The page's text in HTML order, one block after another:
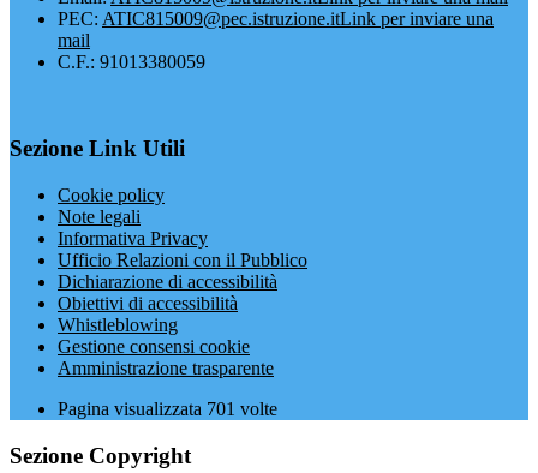
PEC: ATIC815009@pec.istruzione.itLink per inviare una
mail
C.F.: 91013380059
Sezione Link Utili
Cookie policy
Note legali
Informativa Privacy
Ufficio Relazioni con il Pubblico
Dichiarazione di accessibilità
Obiettivi di accessibilità
Whistleblowing
Gestione consensi cookie
Amministrazione trasparente
Pagina visualizzata 701 volte
Sezione Copyright